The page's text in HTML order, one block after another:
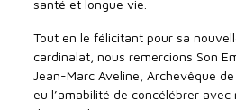
santé et longue vie.
Tout en le félicitant pour sa
cardinalat, nous remercions Son
Jean-Marc Aveline, Archevêque
eu l’amabilité de concélébrer